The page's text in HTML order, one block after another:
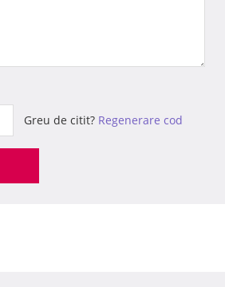
Greu de citit? Regenerare cod